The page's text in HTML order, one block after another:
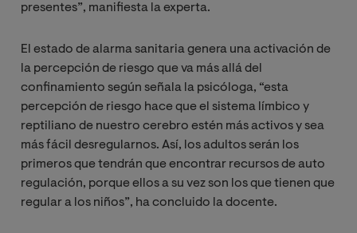
presentes”, manifiesta la experta.
El estado de alarma sanitaria genera una activación de
la percepción de riesgo que va más allá del
confinamiento según señala la psicóloga, “esta
percepción de riesgo hace que el sistema límbico y
reptiliano de nuestro cerebro estén más activos y sea
más fácil desregularnos. Así, los adultos serán los
primeros que tendrán que encontrar recursos de auto
regulación, porque ellos a su vez son los que tienen que
regular a los niños”, ha concluido la docente.